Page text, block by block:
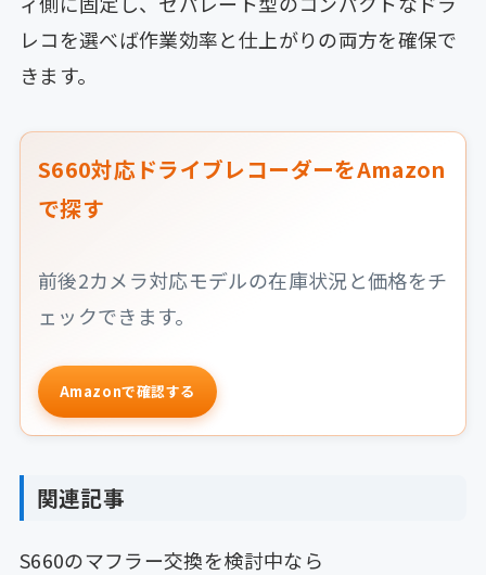
レコを選べば作業効率と仕上がりの両方を確保で
きます。
S660対応ドライブレコーダーをAmazon
で探す
前後2カメラ対応モデルの在庫状況と価格をチ
ェックできます。
Amazonで確認する
関連記事
S660のマフラー交換を検討中なら